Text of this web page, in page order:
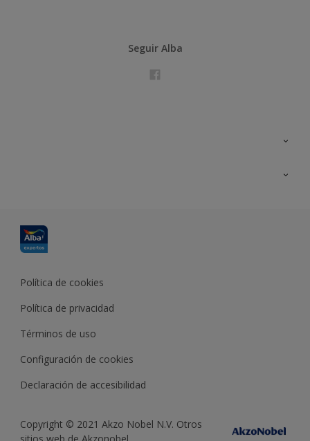
Seguir Alba
Política de cookies
Política de privacidad
Términos de uso
Configuración de cookies
Declaración de accesibilidad
Copyright © 2021 Akzo Nobel N.V. Otros
sitios web de Akzonobel